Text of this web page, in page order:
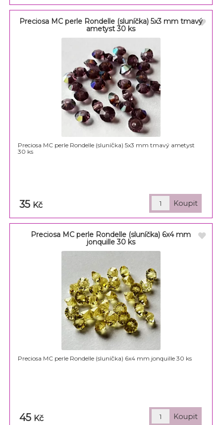
Preciosa MC perle Rondelle (sluníčka) 5x3 mm tmavý
ametyst 30 ks
Preciosa MC perle Rondelle (sluníčka) 5x3 mm tmavý ametyst
30 ks
35 Kč
Preciosa MC perle Rondelle (sluníčka) 6x4 mm
jonquille 30 ks
Preciosa MC perle Rondelle (sluníčka) 6x4 mm jonquille 30 ks
45 Kč